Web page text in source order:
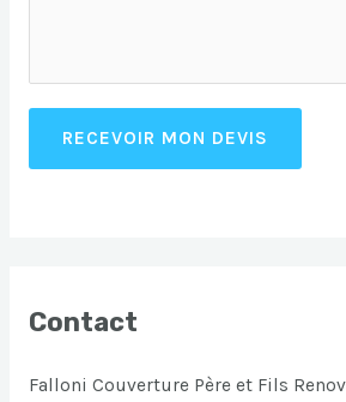
RECEVOIR MON DEVIS
Contact
Falloni Couverture Père et Fils